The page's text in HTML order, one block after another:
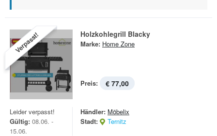
Verpasst! Holzkohlegrill Blacky
Marke: Home Zone
Preis: € 77,00
Leider verpasst!
Gültig: 08.06. -
15.06.
Händler: Möbelix
Stadt:
Ternitz